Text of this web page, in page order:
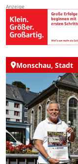
Monschau, Stadt